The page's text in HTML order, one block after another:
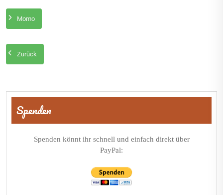
Momo
Zurück
Beitragsnavigation
Spenden
Spenden könnt ihr schnell und einfach direkt über
PayPal: